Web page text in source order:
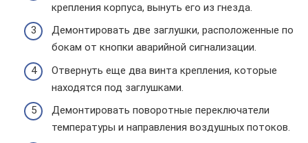
крепления корпуса, вынуть его из гнезда.
Демонтировать две заглушки, расположенные по
бокам от кнопки аварийной сигнализации.
Отвернуть еще два винта крепления, которые
находятся под заглушками.
Демонтировать поворотные переключатели
температуры и направления воздушных потоков.